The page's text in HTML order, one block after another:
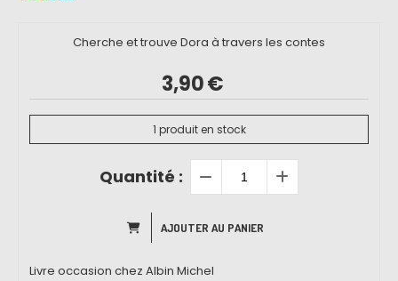
Cherche et trouve Dora à travers les contes
3,90€
1 produit en stock
Quantité :
AJOUTER AU PANIER
Livre occasion chez Albin Michel